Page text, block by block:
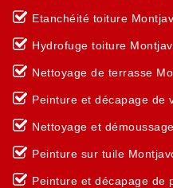
Etanchéité toiture
Hydrofuge toiture
Nettoyage de terrasse
Peinture et décapage de
Nettoyage et
Peinture sur tuile
Peinture et décapage de